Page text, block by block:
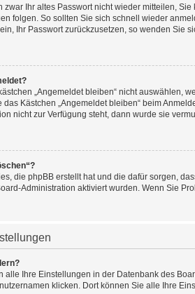
zwar Ihr altes Passwort nicht wieder mitteilen,
folgen. So sollten Sie sich schnell wieder
Ihr Passwort zurückzusetzen, so wenden Sie
„Angemeldet bleiben“ nicht auswählen,
Kästchen „Angemeldet bleiben“ beim
nicht zur Verfügung steht, dann wurde sie
die phpBB erstellt hat und die dafür sorgen,
Administration aktiviert wurden. Wenn Sie
alle Ihre Einstellungen in der Datenbank des
klicken. Dort können Sie alle Ihre